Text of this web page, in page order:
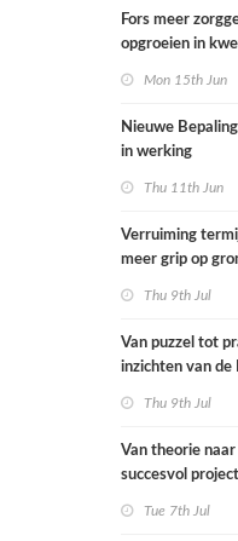
Fors meer
opgroeien in
Mon 15th Jun
Nieuwe
in werking
Thu 11th Jun
Verruiming
meer grip op
Thu 9th Jul
Van puzzel tot
inzichten van de
Thu 9th Jul
Van theorie
succesvol
Tue 7th Jul